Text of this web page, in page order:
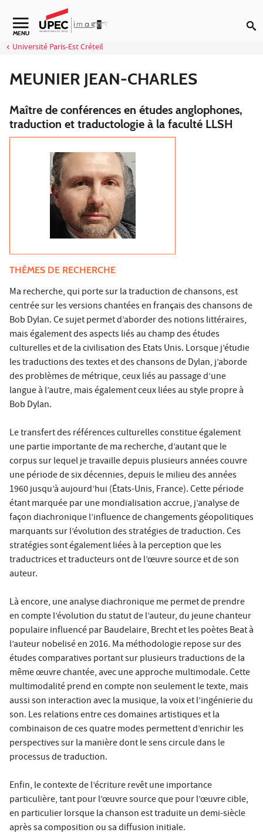
Aller au contenu
Navigation secondaire
MENU
Université Paris-Est Créteil
MEUNIER JEAN-CHARLES
Maître de conférences en études anglophones,
traduction et traductologie à la faculté LLSH
THÈMES DE RECHERCHE
Ma recherche, qui porte sur la traduction de chansons, est
centrée sur les versions chantées en français des chansons de
Bob Dylan. Ce sujet permet d’aborder des notions littéraires,
mais également des aspects liés au champ des études
culturelles et de la civilisation des Etats Unis. Lorsque j’étudie
les traductions des textes et des chansons de Dylan, j’aborde
des problèmes de métrique, ceux liés au passage d’une
langue à l’autre, mais également ceux liées au style propre à
Bob Dylan.
Le transfert des références culturelles constitue également
une partie importante de ma recherche, d’autant que le
corpus sur lequel je travaille depuis plusieurs années couvre
une période de six décennies, depuis le milieu des années
1960 jusqu’à aujourd’hui (États-Unis, France). Cette période
étant marquée par une mondialisation accrue, j’analyse de
façon diachronique l’influence de changements géopolitiques
marquants sur l’évolution des stratégies de traduction. Ces
stratégies sont également liées à la perception que les
traductrices et traducteurs ont de l’œuvre source et de son
auteur.
Là encore, une analyse diachronique me permet de prendre
en compte l’évolution du statut de l’auteur, du jeune chanteur
populaire influencé par Baudelaire, Brecht et les poètes Beat à
l’auteur nobelisé en 2016. Ma méthodologie repose sur des
études comparatives portant sur plusieurs traductions de la
même œuvre chantée, avec une approche multimodale. Cette
multimodalité prend en compte non seulement le texte, mais
aussi son interaction avec la musique, la voix et l’ingénierie du
son. Les relations entre ces domaines artistiques et la
combinaison de ces quatre modes permettent d’enrichir les
perspectives sur la manière dont le sens circule dans le
processus de traduction.
Enfin, le contexte de l’écriture revêt une importance
particulière, tant pour l’œuvre source que pour l’œuvre cible,
en particulier lorsque la chanson est traduite un demi-siècle
après sa composition ou sa diffusion initiale.